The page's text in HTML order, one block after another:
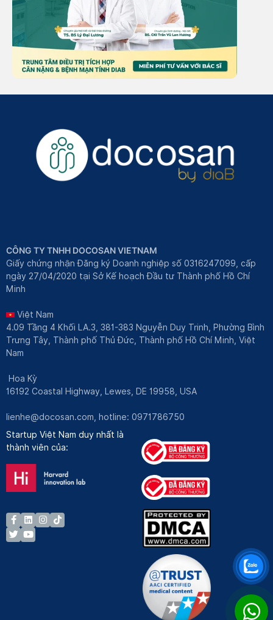
CÔNG TY TNHH DOCOSAN VIETNAM
Giấy chứng nhận Đăng ký Doanh nghiệp số 0316247099, cấp
ngày 27/04/2020 tại Sở Kế hoạch Đầu tư Thành phố Hồ Chí
Minh
Việt Nam
4.09 Tầng 4 Khối LA.3, 381-383 Nguyễn Duy Trinh, Phường Bình
Trưng Tây, Thành phố Thủ Đức, Thành phố Hồ Chí Minh, Việt
Nam
Hoa Kỳ
16192 Coastal Highway, Lewes, DE 19958, USA
lienhe@docosan.com, hotline: 0971786750
Startup Việt Nam duy nhất là
thành viên của: